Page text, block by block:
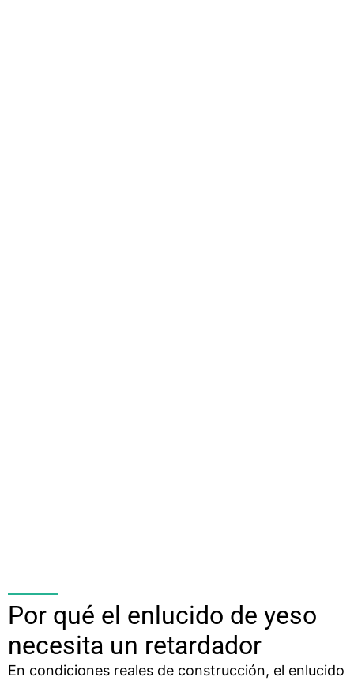
Por qué el enlucido de yeso
necesita un retardador
En condiciones reales de construcción, el enlucido